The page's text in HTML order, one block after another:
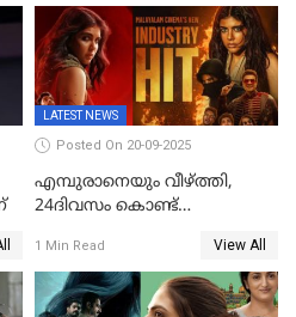
LATEST NEWS
Posted On 20-09-2025
എമ്പുരാനെയും വീഴ്ത്തി,
24ദിവസം കൊണ്ട്
ഇൻഡസ്ട്രി ഹിറ്റ്;
റെക്കോർഡുമായി ലോക
1 Min Read View All